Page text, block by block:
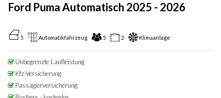
Ford Puma Automatisch 2025 - 2026
5 Automatikfahrzeug 5 2 Klimaanlage
Unbegrenzte Laufleistung
Kfz-Versicherung
Passagierversicherung